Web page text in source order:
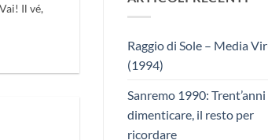
Il vé,
Raggio di Sole – Media
(1994)
Sanremo 1990:
dimenticare, il resto per
ricordare